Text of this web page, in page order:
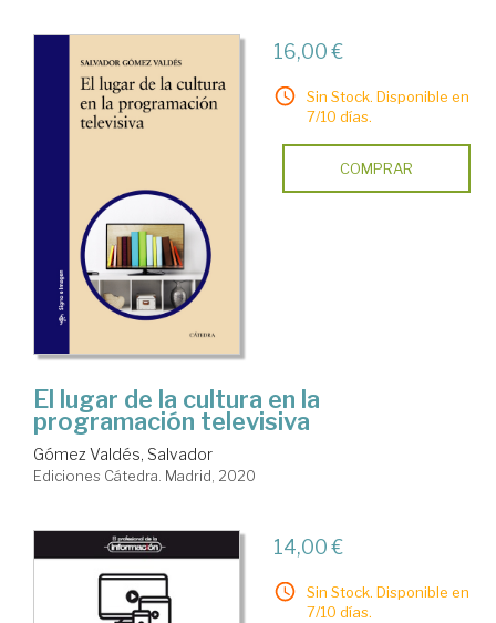
16,00 €
Sin Stock. Disponible en
7/10 días.
COMPRAR
El lugar de la cultura en la
programación televisiva
Gómez Valdés, Salvador
Ediciones Cátedra. Madrid, 2020
14,00 €
Sin Stock. Disponible en
7/10 días.